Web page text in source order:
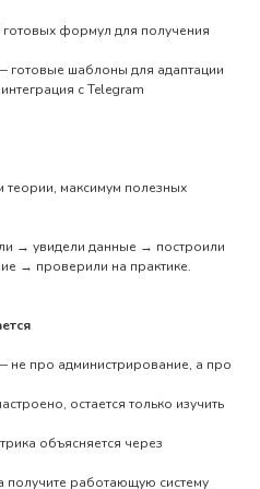
формул для получения
шаблоны для адаптации
с Telegram
теории, максимум полезных
→ увидели данные → построили
→ проверили на практике.
не про администрирование, а про
остается только изучить
объясняется через
получите работающую систему